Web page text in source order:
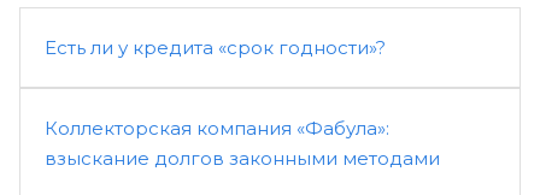
Есть ли у кредита «срок годности»?
Коллекторская компания «Фабула»:
взыскание долгов законными методами